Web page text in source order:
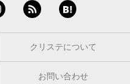
クリステについて
お問い合わせ